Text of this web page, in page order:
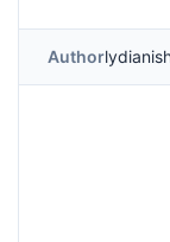
Author